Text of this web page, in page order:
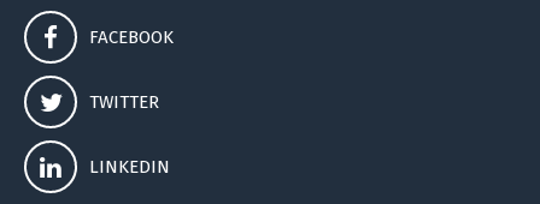
FACEBOOK
TWITTER
LINKEDIN